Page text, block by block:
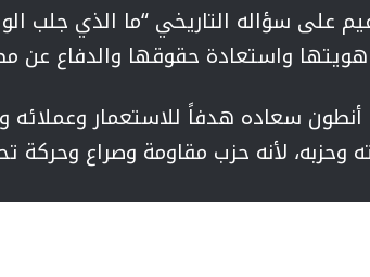
على سؤاله التاريخي “ما الذي جلب
واستعادة حقوقها والدفاع عن
سعاده هدفاً للاستعمار وعملائه
وحزبه، لأنه حزب مقاومة وصراع وحركة